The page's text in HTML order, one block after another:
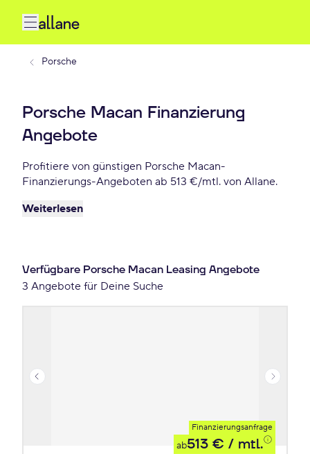
Porsche
Porsche Macan Finanzierung
Angebote
Profitiere von günstigen Porsche Macan-
Finanzierungs-Angeboten ab 513 €/mtl. von Allane.
Weiterlesen
Verfügbare Porsche Macan Leasing Angebote
3 Angebote für Deine Suche
Finanzierungsanfrage
ab513 € / mtl.